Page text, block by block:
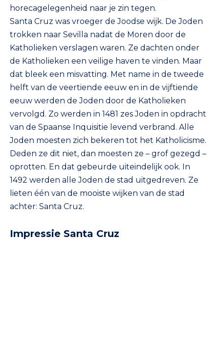
horecagelegenheid naar je zin tegen.
Santa Cruz was vroeger de Joodse wijk. De Joden
trokken naar Sevilla nadat de Moren door de
Katholieken verslagen waren. Ze dachten onder
de Katholieken een veilige haven te vinden. Maar
dat bleek een misvatting. Met name in de tweede
helft van de veertiende eeuw en in de vijftiende
eeuw werden de Joden door de Katholieken
vervolgd. Zo werden in 1481 zes Joden in opdracht
van de Spaanse Inquisitie levend verbrand. Alle
Joden moesten zich bekeren tot het Katholicisme.
Deden ze dit niet, dan moesten ze – grof gezegd –
oprotten. En dat gebeurde uiteindelijk ook. In
1492 werden alle Joden de stad uitgedreven. Ze
lieten één van de mooiste wijken van de stad
achter: Santa Cruz.
Impressie Santa Cruz